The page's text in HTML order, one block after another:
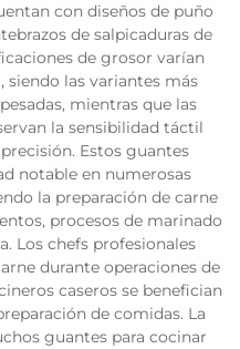
con diseños de puño
de salpicaduras de
de grosor varían
siendo las variantes más
mientras que las
la sensibilidad táctil
Estos guantes
notable en numerosas
la preparación de carne
procesos de marinado
Los chefs profesionales
durante operaciones de
caseros se benefician
de comidas. La
guantes para cocinar